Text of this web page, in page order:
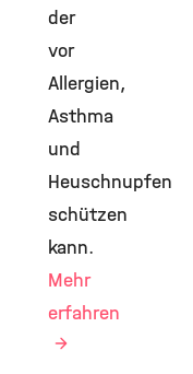
der
vor
Allergien,
Asthma
und
Heuschnupfen
schützen
kann.
Mehr
erfahren